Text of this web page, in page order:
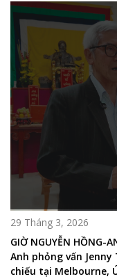
29 Tháng 3, 2026
GIỜ NGUYỄN HỒNG-
Anh phỏng vấn
chiếu tại Melbourne,